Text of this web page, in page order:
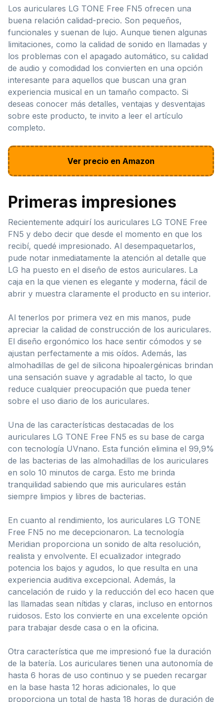
Los auriculares LG TONE Free FN5 ofrecen una
buena relación calidad-precio. Son pequeños,
funcionales y suenan de lujo. Aunque tienen algunas
limitaciones, como la calidad de sonido en llamadas y
los problemas con el apagado automático, su calidad
de audio y comodidad los convierten en una opción
interesante para aquellos que buscan una gran
experiencia musical en un tamaño compacto. Si
deseas conocer más detalles, ventajas y desventajas
sobre este producto, te invito a leer el artículo
completo.
Ver precio en Amazon
Primeras impresiones
Recientemente adquirí los auriculares LG TONE Free
FN5 y debo decir que desde el momento en que los
recibí, quedé impresionado. Al desempaquetarlos,
pude notar inmediatamente la atención al detalle que
LG ha puesto en el diseño de estos auriculares. La
caja en la que vienen es elegante y moderna, fácil de
abrir y muestra claramente el producto en su interior.
Al tenerlos por primera vez en mis manos, pude
apreciar la calidad de construcción de los auriculares.
El diseño ergonómico los hace sentir cómodos y se
ajustan perfectamente a mis oídos. Además, las
almohadillas de gel de silicona hipoalergénicas brindan
una sensación suave y agradable al tacto, lo que
reduce cualquier preocupación que pueda tener
sobre el uso diario de los auriculares.
Una de las características destacadas de los
auriculares LG TONE Free FN5 es su base de carga
con tecnología UVnano. Esta función elimina el 99,9%
de las bacterias de las almohadillas de los auriculares
en solo 10 minutos de carga. Esto me brinda
tranquilidad sabiendo que mis auriculares están
siempre limpios y libres de bacterias.
En cuanto al rendimiento, los auriculares LG TONE
Free FN5 no me decepcionaron. La tecnología
Meridian proporciona un sonido de alta resolución,
realista y envolvente. El ecualizador integrado
potencia los bajos y agudos, lo que resulta en una
experiencia auditiva excepcional. Además, la
cancelación de ruido y la reducción del eco hacen que
las llamadas sean nítidas y claras, incluso en entornos
ruidosos. Esto los convierte en una excelente opción
para trabajar desde casa o en la oficina.
Otra característica que me impresionó fue la duración
de la batería. Los auriculares tienen una autonomía de
hasta 6 horas de uso continuo y se pueden recargar
en la base hasta 12 horas adicionales, lo que
proporciona un total de hasta 18 horas de duración de